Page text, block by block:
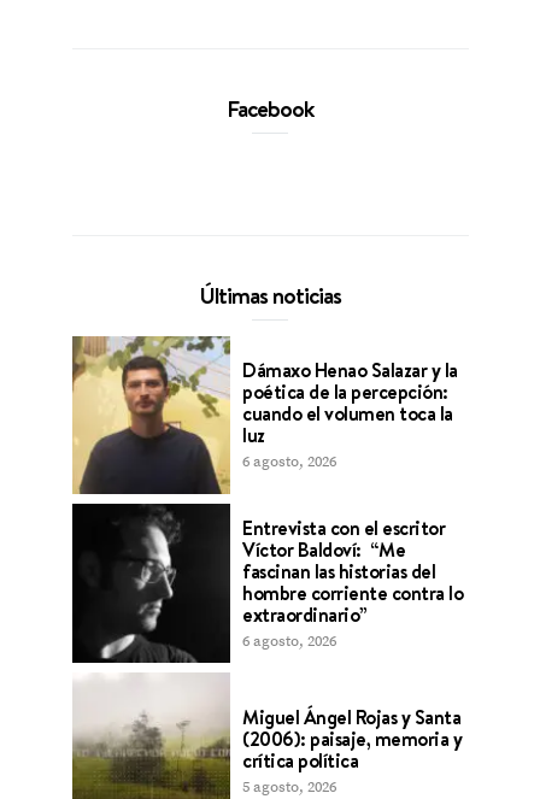
Facebook
Últimas noticias
Dámaxo Henao Salazar y la
poética de la percepción:
cuando el volumen toca la
luz
6 agosto, 2026
Entrevista con el escritor
Víctor Baldoví: “Me
fascinan las historias del
hombre corriente contra lo
extraordinario”
6 agosto, 2026
Miguel Ángel Rojas y Santa
(2006): paisaje, memoria y
crítica política
5 agosto, 2026